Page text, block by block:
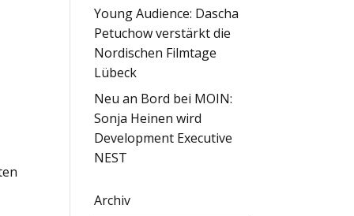
Young Audience: Dascha
Petuchow verstärkt die
Nordischen Filmtage
Lübeck
Neu an Bord bei MOIN:
Sonja Heinen wird
Development Executive
NEST
Archiv